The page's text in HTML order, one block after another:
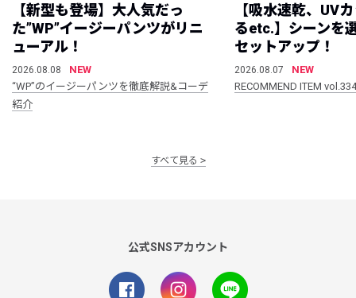
【新型も登場】大人気だっ
た”WP”イージーパンツがリニ
ューアル！
2026.08.08
NEW
“WP”のイージーパンツを徹底解説&コーデ
紹介
【吸水速乾、UV
るetc.】シーンを
セットアップ！
2026.08.07
NEW
RECOMMEND ITEM vol.334
すべて見る
公式SNSアカウント